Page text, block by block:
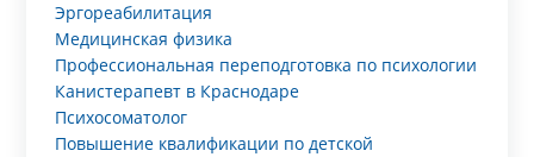
Эргореабилитация
Медицинская физика
Профессиональная переподготовка по психологии
Канистерапевт в Краснодаре
Психосоматолог
Повышение квалификации по детской